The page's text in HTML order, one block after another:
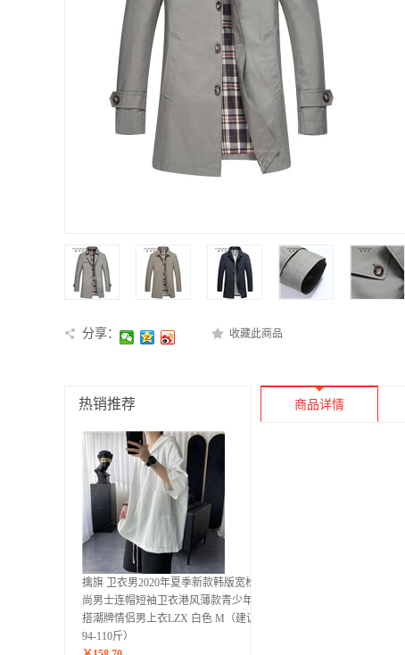
分享： 收藏此商品
热销推荐
擒旗 卫衣男2020年夏季新款韩版宽松时
尚男士连帽短袖卫衣港风薄款青少年百
搭潮牌情侣男上衣LZX 白色 M（建议
94-110斤）
商品详情